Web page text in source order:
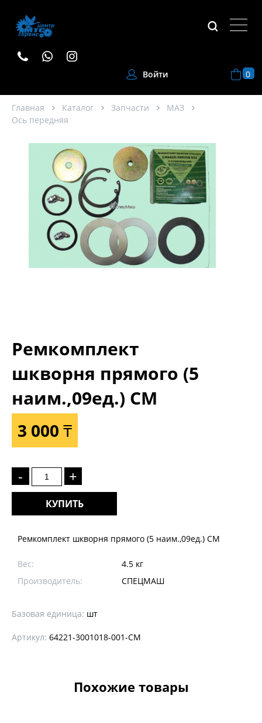
Войти 0
Главная Каталог Запчасти
МАЗ
Ось передняя
Ремкомплект
шкворня прямого (5
наим.,09ед.) СМ
3 000 ₸
- +
КУПИТЬ
Ремкомплект шкворня прямого (5 наим.,09ед.) СМ
Вес:
4.5 кг
Производитель:
CПЕЦМАШ
Базовая единица: шт
Артикул: 64221-3001018-001-СМ
Похожие товары